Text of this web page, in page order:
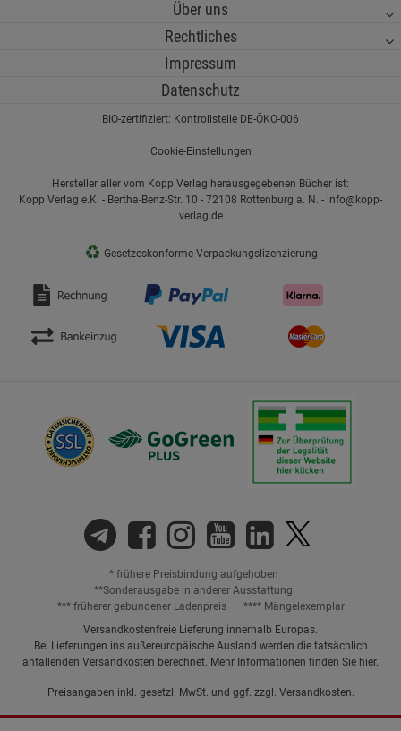
Über uns
Rechtliches
Impressum
Datenschutz
BIO-zertifiziert: Kontrollstelle DE-ÖKO-006
Cookie-Einstellungen
Hersteller aller vom Kopp Verlag herausgegebenen Bücher ist:
Kopp Verlag e.K. - Bertha-Benz-Str. 10 - 72108 Rottenburg a. N. - info@kopp-
verlag.de
♻ Gesetzeskonforme Verpackungslizenzierung
* frühere Preisbindung aufgehoben
**Sonderausgabe in anderer Ausstattung
*** früherer gebundener Ladenpreis
**** Mängelexemplar
Versandkostenfreie Lieferung innerhalb Europas.
Bei Lieferungen ins außereuropäische Ausland werden die tatsächlich
anfallenden Versandkosten berechnet. Mehr Informationen finden Sie hier.
Preisangaben inkl. gesetzl. MwSt. und ggf. zzgl. Versandkosten.